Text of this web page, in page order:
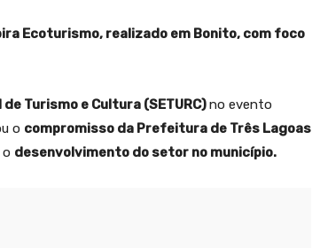
Ecoturismo, realizado em Bonito, com foco
Turismo e Cultura (SETURC)no evento
o compromisso da Prefeitura de Três Lagoas
o desenvolvimento do setor no município.